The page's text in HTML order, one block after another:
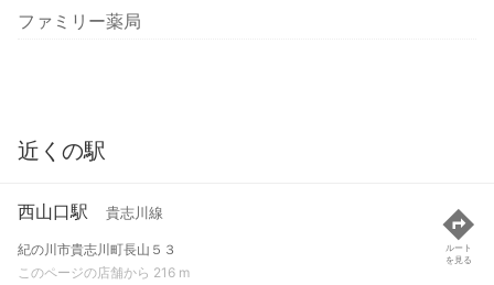
ファミリー薬局
近くの駅
西山口駅 貴志川線
紀の川市貴志川町長山５３
このページの店舗から 216 m
ルート
を見る